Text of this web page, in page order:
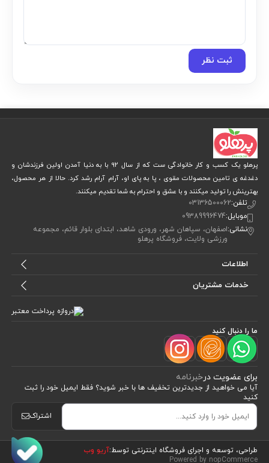
ثبت نظر
پرهلو یک کسب و کار خانوادگی ست که از سال 92 با به دنیا آمدن اولین فرزندشان و
دغدغه ی تامین محصولات مقوی ، پا به پای او، آرام آرام رشد کرد. حالا از هر محصول،
بهترینش را تولید میکنند و با عشق و احترام به شما تقدیم میکنند.
تلفن:03136500062
موبایل:09389996474
نشانی:اصفهان، سپاهان شهر، ورودی شاهد، ابتدای بلوار قائم، مجموعه
ورزشی ولایت، فروشگاه پرهلو
اطلاعات
خدمات مشتریان
ما را دنبال کنید
برای عضویت درخبرنامه
آیا می خواهید از جدید‌ترین تخفیف‌ ها با‌ خبر شوید؟ فقط ایمیل خود را ثبت
کنید
اشتراک
طراحی، توسعه و اجرای فروشگاه اینترنتی توسط:آریو وب
Powered by nopCommerce